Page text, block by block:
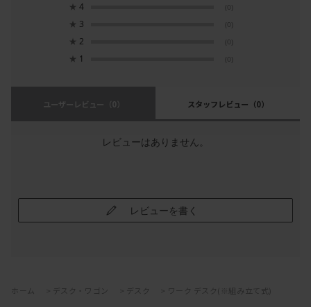
★ 4 (0)
★ 3 (0)
★ 2 (0)
★ 1 (0)
ユーザーレビュー （0） スタッフレビュー （0）
レビューはありません。
レビューを書く
ホーム デスク・ワゴン デスク ワーク デスク(※組み立て式)